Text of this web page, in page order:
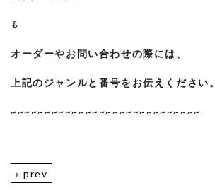
⇩
オーダーやお問い合わせの際には、
上記のジャンルと番号をお伝えください。
~~~~~~~~~~~~~~~~~~~~~~~~~~~~
« prev